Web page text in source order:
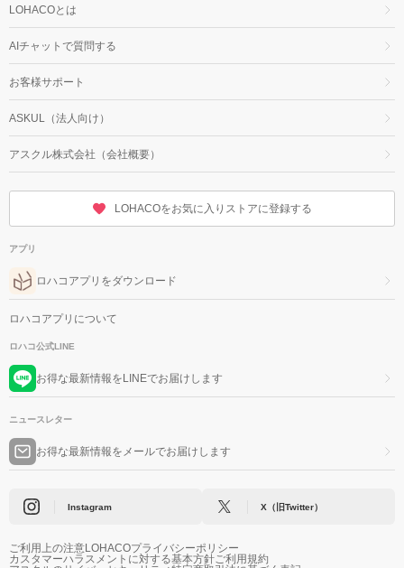
LOHACOとは
AIチャットで質問する
お客様サポート
ASKUL（法人向け）
アスクル株式会社（会社概要）
LOHACOをお気に入りストアに登録する
アプリ
ロハコアプリをダウンロード
ロハコアプリについて
ロハコ公式LINE
お得な最新情報をLINEでお届けします
ニュースレター
お得な最新情報をメールでお届けします
Instagram X（旧Twitter）
ご利用上の注意LOHACOプライバシーポリシー
カスタマーハラスメントに対する基本方針ご利用規約